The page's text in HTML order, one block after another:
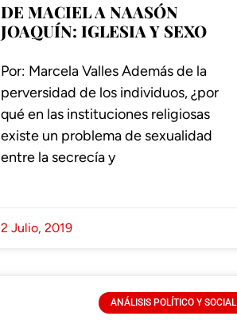
DE MACIEL A NAASÓN
JOAQUÍN: IGLESIA Y SEXO
Por: Marcela Valles Además de la
perversidad de los individuos, ¿por
qué en las instituciones religiosas
existe un problema de sexualidad
entre la secrecía y
2 Julio, 2019
ANÁLISIS POLÍTICO Y SOCIAL